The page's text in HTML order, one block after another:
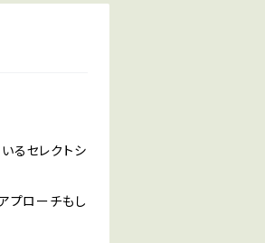
るセレクトシ
プローチもし